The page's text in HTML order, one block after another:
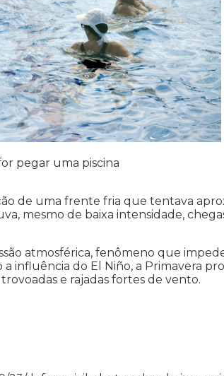
pegar uma piscina
de uma frente fria que tentava
mesmo de baixa intensidade,
atmosférica, fenômeno que
influência do El Niño, a Primavera
e rajadas fortes de vento.